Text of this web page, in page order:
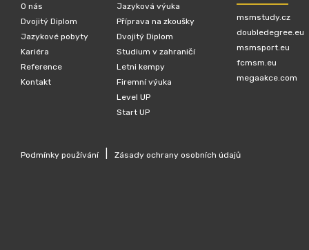
O nás
Dvojitý Diplom
Jazykové pobyty
Kariéra
Reference
Kontakt
Jazyková výuka
Příprava na zkoušky
Dvojitý Diplom
Studium v zahraničí
Letni kempy
Firemní výuka
Level UP
Start UP
msmstudy.cz
doubledegree.eu
msmsport.eu
fcmsm.eu
megaakce.com
Podmínky používání Zásady ochrany osobních údajů